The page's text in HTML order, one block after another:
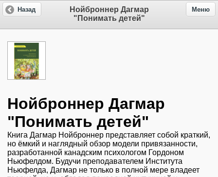
Нойброннер Дагмар
"Понимать детей"
Назад Меню
Нойброннер Дагмар
"Понимать детей"
Книга Дагмар Нойброннер представляет собой краткий,
но ёмкий и наглядный обзор модели привязанности,
разработанной канадским психологом Гордоном
Ньюфелдом. Будучи преподавателем Института
Ньюфелда, Дагмар не только в полной мере владеет